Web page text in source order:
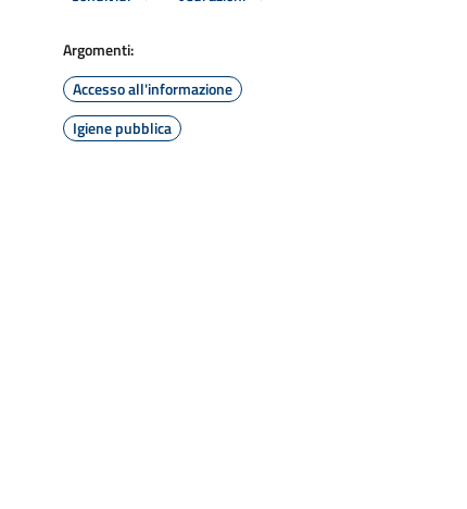
Argomenti:
Accesso all'informazione
Igiene pubblica